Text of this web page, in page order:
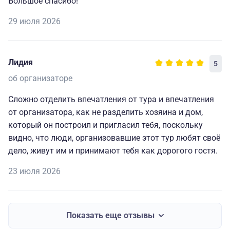
29 июля 2026
Лидия 5
об организаторе
Сложно отделить впечатления от тура и впечатления
от организатора, как не разделить хозяина и дом,
который он построил и пригласил тебя, поскольку
видно, что люди, организовавшие этот тур любят своё
дело, живут им и принимают тебя как дорогого гостя.
23 июля 2026
Показать еще отзывы